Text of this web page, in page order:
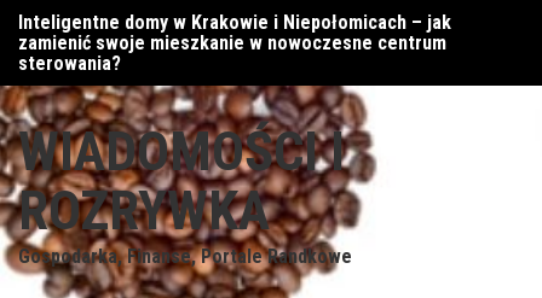
Skip
content
Inteligentne domy w Krakowie i Niepołomicach – jak
zamienić swoje mieszkanie w nowoczesne centrum
sterowania?
WIADOMOŚCI I
ROZRYWKA
Gospodarka, Finanse, Portale Randkowe